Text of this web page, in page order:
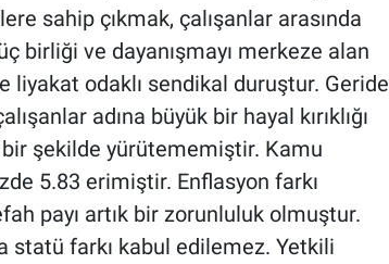
sahip çıkmak, çalışanlar arasında
birliği ve dayanışmayı merkeze alan
liyakat odaklı sendikal duruştur. Geride
adına büyük bir hayal kırıklığı
şekilde yürütememiştir. Kamu
5.83 erimiştir. Enflasyon farkı
payı artık bir zorunluluk olmuştur.
statü farkı kabul edilemez. Yetkili